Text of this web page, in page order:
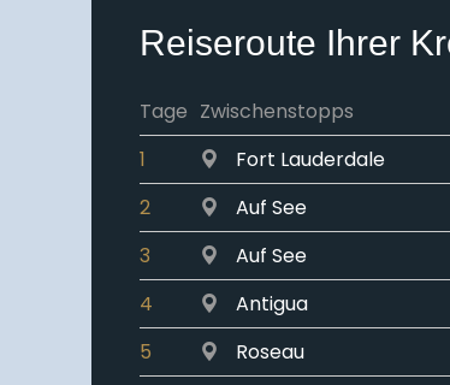
Reiseroute Ihrer
Tage Zwischenstopps
1
Fort Lauderdale
2
Auf See
3
Auf See
4
Antigua
5
Roseau